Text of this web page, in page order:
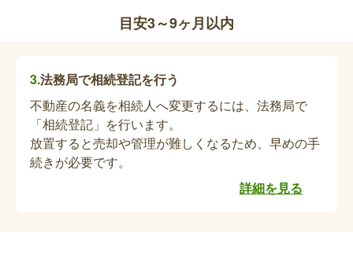
亡くなられた方が心身障害者医療費助成を受給して
す。未請求分の医療費領収書があれば未支払心身障
害者医療助成費請求書の提出が必要です。区役所へ
お問い合わせください。
特定医療費（指定難病）受給者証あるいはマ
ル都医療券の返却
亡くなられた方が難病等医療費助成（指定難病、都
難病、人工透析、血友病）を受けていた場合、受給
目安3～9ヶ月以内
法務局で相続登記を行う
不動産の名義を相続人へ変更するには、法務局で
「相続登記」を行います。
放置すると売却や管理が難しくなるため、早めの手
続きが必要です。
詳細を見る